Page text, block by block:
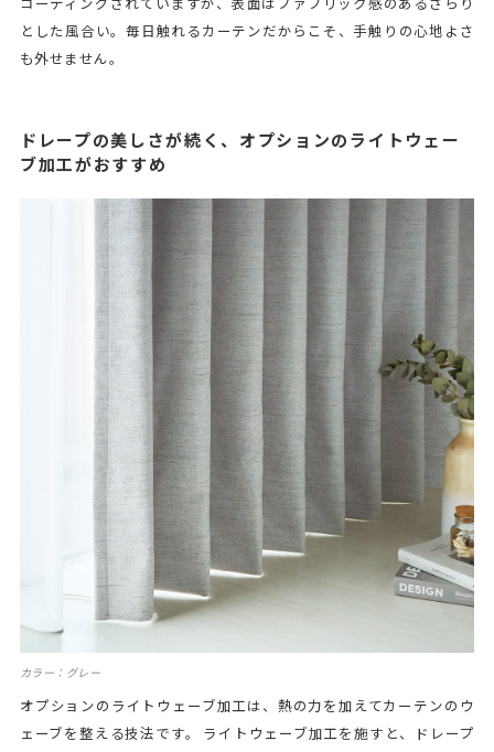
コーティングされていますが、表面はファブリック感のあるさらり
とした風合い。毎日触れるカーテンだからこそ、手触りの心地よさ
も外せません。
ドレープの美しさが続く、オプションのライトウェー
ブ加工がおすすめ
カラー：グレー
オプションのライトウェーブ加工は、熱の力を加えてカーテンのウ
ェーブを整える技法です。 ライトウェーブ加工を施すと、ドレープ